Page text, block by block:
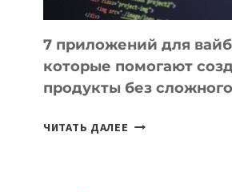
7 приложений для
которые помогают
продукты без
ЧИТАТЬ ДАЛЕЕ